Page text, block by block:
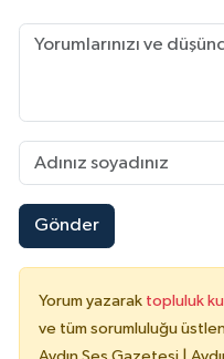
Gönder
Yorum yazarak topluluk
ve tüm sorumluluğu